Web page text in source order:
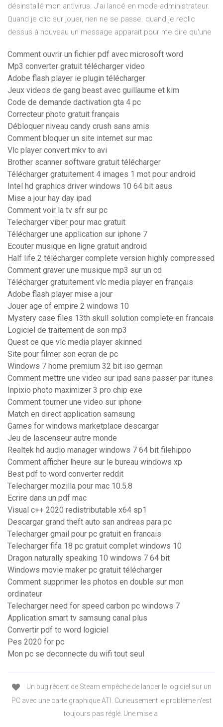
désinstallé mon antivirus. J'ai lancé en mode administrateur.
Quand je clic sur jouer, rien ne se passe. quand je reclic
dessus à nouveau un message apparait pour me dire qu'une
Comment ouvrir un fichier pdf avec microsoft word
Mp3 converter gratuit télécharger video
Adobe flash player ie plugin télécharger
Jeux videos de gang beast avec guillaume et kim
Code de demande dactivation gta 4 pc
Correcteur photo gratuit français
Débloquer niveau candy crush sans amis
Comment bloquer un site internet sur mac
Vlc player convert mkv to avi
Brother scanner software gratuit télécharger
Télécharger gratuitement 4 images 1 mot pour android
Intel hd graphics driver windows 10 64 bit asus
Mise a jour hay day ipad
Comment voir la tv sfr sur pc
Telecharger viber pour mac gratuit
Télécharger une application sur iphone 7
Ecouter musique en ligne gratuit android
Half life 2 télécharger complete version highly compressed
Comment graver une musique mp3 sur un cd
Télécharger gratuitement vlc media player en français
Adobe flash player mise a jour
Jouer age of empire 2 windows 10
Mystery case files 13th skull solution complete en francais
Logiciel de traitement de son mp3
Quest ce que vlc media player skinned
Site pour filmer son ecran de pc
Windows 7 home premium 32 bit iso german
Comment mettre une video sur ipad sans passer par itunes
Inpixio photo maximizer 3 pro chip exe
Comment tourner une video sur iphone
Match en direct application samsung
Games for windows marketplace descargar
Jeu de lascenseur autre monde
Realtek hd audio manager windows 7 64 bit filehippo
Comment afficher lheure sur le bureau windows xp
Best pdf to word converter reddit
Telecharger mozilla pour mac 10.5.8
Ecrire dans un pdf mac
Visual c++ 2020 redistributable x64 sp1
Descargar grand theft auto san andreas para pc
Telecharger gmail pour pc gratuit en francais
Telecharger fifa 18 pc gratuit complet windows 10
Dragon naturally speaking 10 windows 7 64 bit
Windows movie maker pc gratuit télécharger
Comment supprimer les photos en double sur mon
ordinateur
Telecharger need for speed carbon pc windows 7
Application smart tv samsung canal plus
Convertir pdf to word logiciel
Pes 2020 for pc
Mon pc se deconnecte du wifi tout seul
Un bug récent de Steam empêche de lancer le logiciel sur un
PC avec une carte graphique ATI. Curieusement le problème n'est
toujours pas réglé. Une mise a